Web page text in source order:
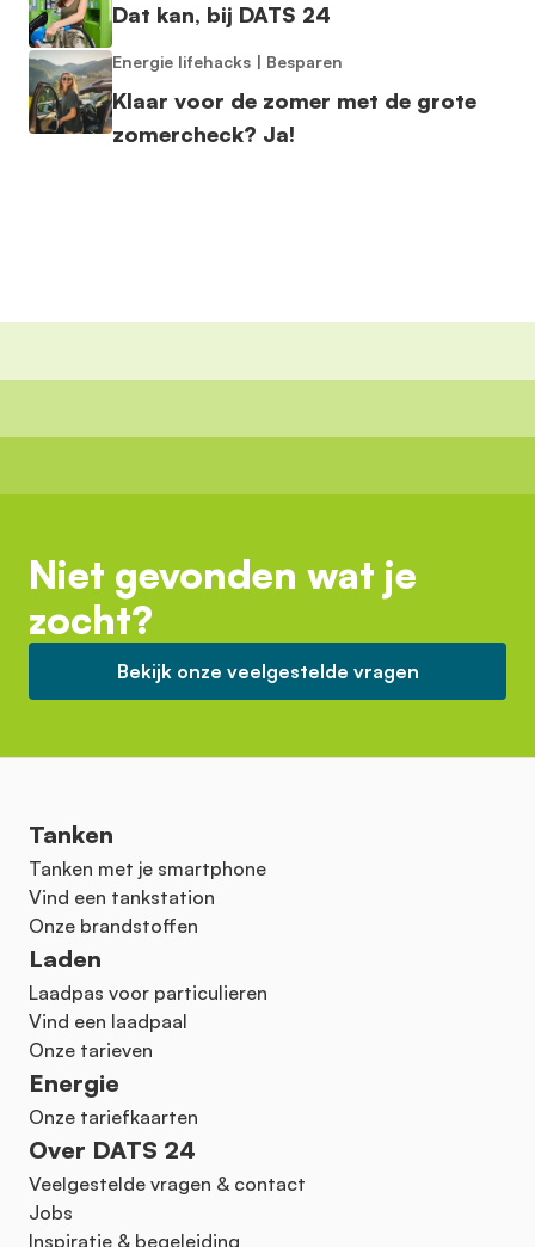
Dat kan, bij DATS 24
Energie lifehacks | Besparen
Klaar voor de zomer met de grote
zomercheck? Ja!
Niet gevonden wat je
zocht?
Bekijk onze veelgestelde vragen
Tanken
Tanken met je smartphone
Vind een tankstation
Onze brandstoffen
Laden
Laadpas voor particulieren
Vind een laadpaal
Onze tarieven
Energie
Onze tariefkaarten
Over DATS 24
Veelgestelde vragen & contact
Jobs
Inspiratie & begeleiding